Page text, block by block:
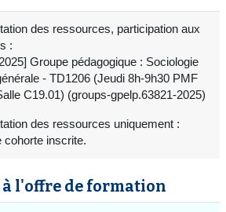
des ressources, participation aux
:
Groupe pédagogique : Sociologie
- TD1206 (Jeudi 8h-9h30 PMF
C19.01) (groups-gpelp.63821-2025)
des ressources uniquement :
cohorte inscrite.
l'offre de formation